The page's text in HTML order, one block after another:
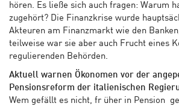
hören. Es ließe sich auch fragen: Warum
zugehört? Die Finanzkrise wurde
Akteuren am Finanzmarkt wie den
teilweise war sie aber auch Frucht eines
regulierenden Behörden.
Aktuell warnen Ökonomen vor der
Pensionsreform der italienischen
Wem gefällt es nicht, fr üher in Pension